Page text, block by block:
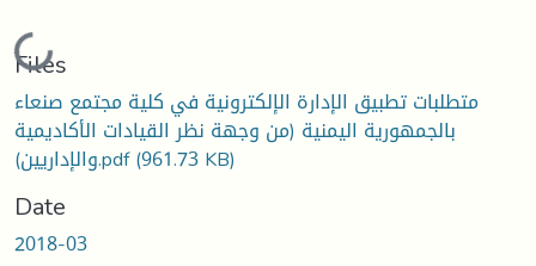
Loading...
Files
متطلبات تطبيق الإدارة الإلكترونية في كلية مجتمع صنعاء
بالجمهورية اليمنية (من وجهة نظر القيادات الأكاديمية
والإداريين).pdf(961.73 KB)
Date
2018-03